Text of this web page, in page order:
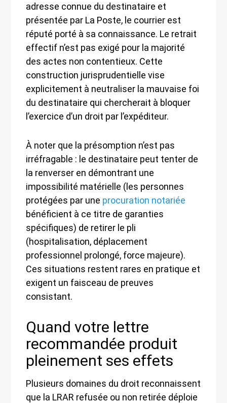
adresse connue du destinataire et
présentée par La Poste, le courrier est
réputé porté à sa connaissance. Le retrait
effectif n’est pas exigé pour la majorité
des actes non contentieux. Cette
construction jurisprudentielle vise
explicitement à neutraliser la mauvaise foi
du destinataire qui chercherait à bloquer
l’exercice d’un droit par l’expéditeur.
À noter que la présomption n’est pas
irréfragable : le destinataire peut tenter de
la renverser en démontrant une
impossibilité matérielle (les personnes
protégées par une procuration notariée
bénéficient à ce titre de garanties
spécifiques) de retirer le pli
(hospitalisation, déplacement
professionnel prolongé, force majeure).
Ces situations restent rares en pratique et
exigent un faisceau de preuves
consistant.
Quand votre lettre
recommandée produit
pleinement ses effets
Plusieurs domaines du droit reconnaissent
que la LRAR refusée ou non retirée déploie